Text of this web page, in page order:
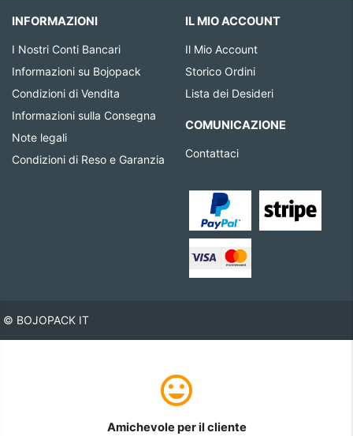
INFORMAZIONI
I Nostri Conti Bancari
Informazioni su Bojopack
Condizioni di Vendita
Informazioni sulla Consegna
Note legali
Condizioni di Reso e Garanzia
IL MIO ACCOUNT
Il Mio Account
Storico Ordini
Lista dei Desideri
COMUNICAZIONE
Contattaci
© BOJOPACK IT
Amichevole per il cliente